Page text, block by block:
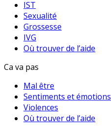
IST
Sexualité
Grossesse
IVG
Où trouver de l’aide
Ca va pas
Mal être
Sentiments et émotions
Violences
Où trouver de l’aide